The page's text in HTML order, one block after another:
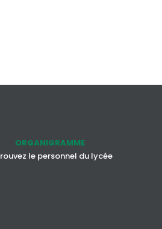
ORGANIGRAMME
le personnel du lycée